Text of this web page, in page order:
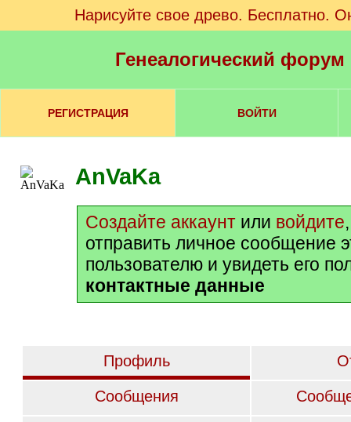
Нарисуйте свое древо. Бесплатно.
Генеалогический
РЕГИСТРАЦИЯ ВОЙТИ
AnVaKa
Создайте аккаунт или войдите
отправить личное сообщение
пользователю и увидеть его
контактные данные
Профиль
Сообщения